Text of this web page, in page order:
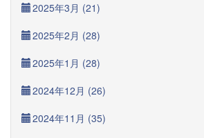
2025年3月 (21)
2025年2月 (28)
2025年1月 (28)
2024年12月 (26)
2024年11月 (35)